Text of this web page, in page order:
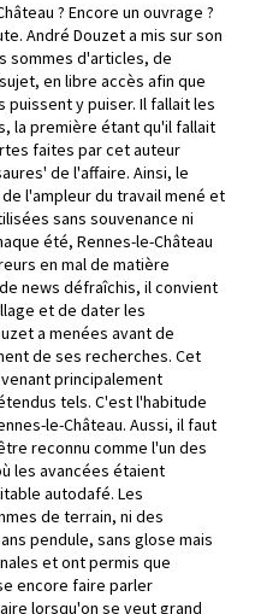
? Encore un ouvrage ?
André Douzet a mis sur son
sommes d'articles, de
en libre accès afin que
y puiser. Il fallait les
la première étant qu'il fallait
faites par cet auteur
de l'affaire. Ainsi, le
l'ampleur du travail mené et
sans souvenance ni
été, Rennes-le-Château
en mal de matière
news défraîchis, il convient
et de dater les
a menées avant de
de ses recherches. Cet
principalement
tels. C'est l'habitude
le-Château. Aussi, il faut
reconnu comme l'un des
les avancées étaient
autodafé. Les
de terrain, ni des
pendule, sans glose mais
et ont permis que
encore faire parler
lorsqu'on se veut grand